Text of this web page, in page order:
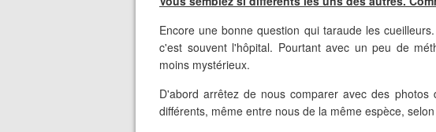
Encore une bonne question qui taraude les
c'est souvent l'hôpital. Pourtant avec un peu de
moins mystérieux.
D'abord arrêtez de nous comparer avec des
différents, même entre nous de la même espèce,